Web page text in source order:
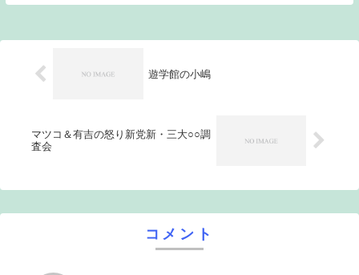
は昨日の予想とほぼ同じだったのだが、キ
遊学館の小嶋
マツコ＆有吉の怒り新党新・三大○○調
査会
コメント